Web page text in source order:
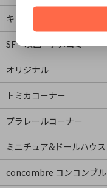
キャラクター
SF・映画・アメコミ
オリジナル
トミカコーナー
プラレールコーナー
ミニチュア&ドールハウス
concombre コンコンブル